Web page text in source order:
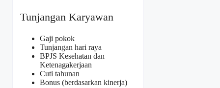
Tunjangan Karyawan
Gaji pokok
Tunjangan hari raya
BPJS Kesehatan dan
Ketenagakerjaan
Cuti tahunan
Bonus (berdasarkan kinerja)